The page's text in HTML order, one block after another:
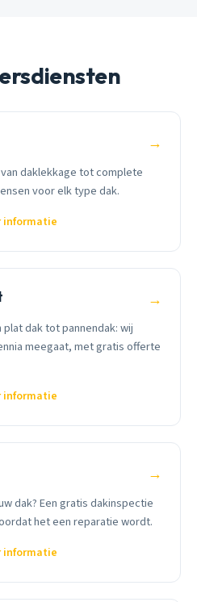
→
daklekkage tot complete
voor elk type dak.
informatie
→
plat dak tot pannendak: wij
meegaat, met gratis offerte
informatie
→
dak? Een gratis dakinspectie
het een reparatie wordt.
informatie